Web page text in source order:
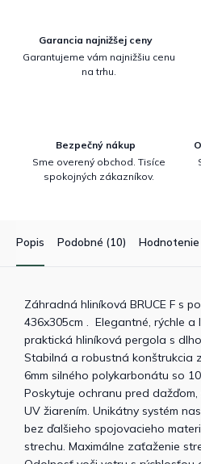
Garancia najnižšej ceny
Garantujeme vám najnižšiu cenu
na trhu.
Bezpečný nákup
Sme overený obchod. Tisíce
spokojných zákazníkov.
Popis Podobné (10) Hodnotenie
Záhradná hliníková BRUCE F s
436x305cm . Elegantné, rýchle a
praktická hliníková pergola s
Stabilná a robustná konštrukcia
6mm silného polykarbonátu so
Poskytuje ochranu pred
UV žiarením. Unikátny systém
bez ďalšieho spojovacieho
strechu. Maximálne zaťaženie